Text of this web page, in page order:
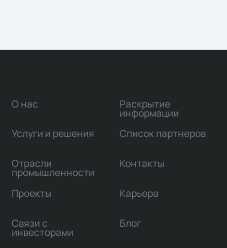
О нас
Услуги и решения
Отрасли
промышленности
Проекты
Связи с
инвесторами
Раскрытие
информации
Список партнеров
Контакты
Карьера
Блог